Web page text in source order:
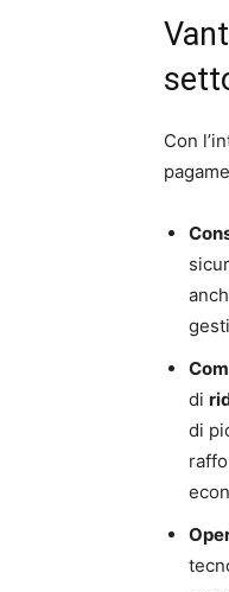
Con
di
di